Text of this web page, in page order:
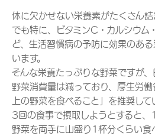
体に欠かせない栄養素がたくさん
でも特に、ビタミンC・カルシウム
ど、生活習慣病の予防に効果のあ
います。
そんな栄養たっぷりな野菜ですが
野菜消費量は減っており、厚生労
上の野菜を食べること」を推奨し
3回の食事で摂取しようとすると
野菜を両手に山盛り1杯分くらい食